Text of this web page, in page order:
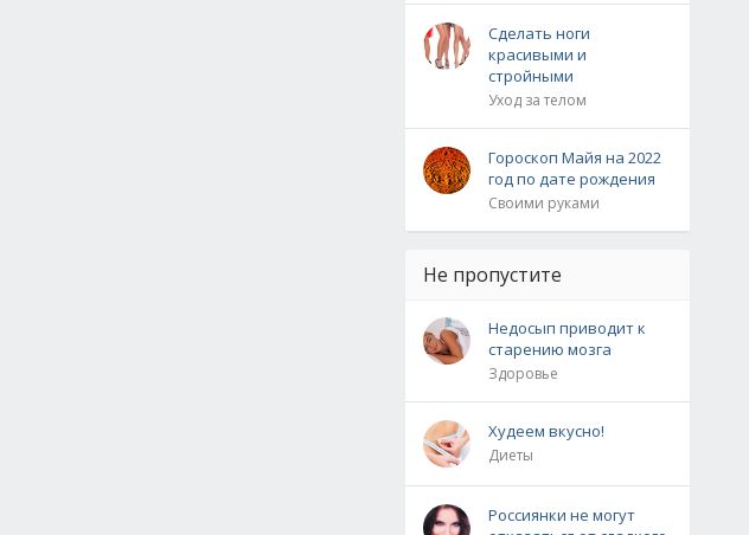
Сделать ноги
красивыми и
стройными
Уход за телом
Гороскоп Майя на 2022
год по дате рождения
Своими руками
Не пропустите
Недосып приводит к
старению мозга
Здоровье
Худеем вкусно!
Диеты
Россиянки не могут